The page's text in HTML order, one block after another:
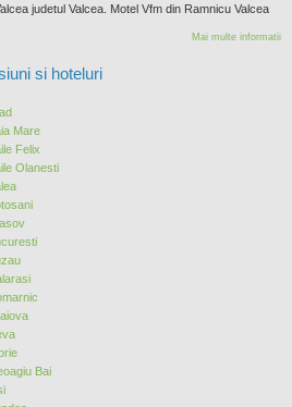
judetul Valcea. Motel Vfm din Ramnicu Valcea
Mai multe informatii
si hoteluri
Mare
Felix
Olanesti
Bai